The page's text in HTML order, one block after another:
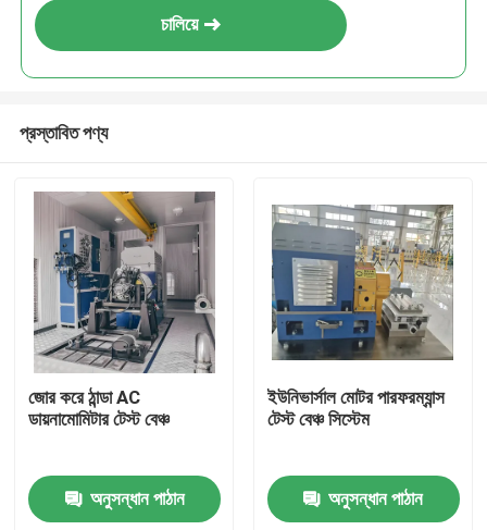
চালিয়ে
প্রস্তাবিত পণ্য
জোর করে ঠান্ডা AC
ডায়নামোমিটার টেস্ট বেঞ্চ
অনুসন্ধান পাঠান
ইউনিভার্সাল মোটর পারফরম্যান্স
টেস্ট বেঞ্চ সিস্টেম
অনুসন্ধান পাঠান